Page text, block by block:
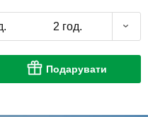
2 год.
Подарувати